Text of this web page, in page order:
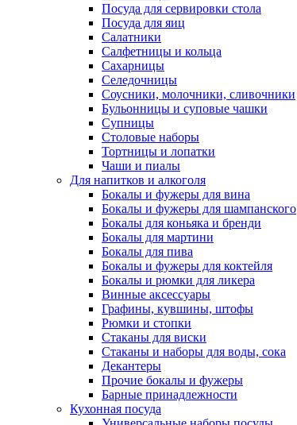
Посуда для сервировки стола
Посуда для яиц
Салатники
Салфетницы и кольца
Сахарницы
Селедочницы
Соусники, молочники, сливочники
Бульонницы и суповые чашки
Супницы
Столовые наборы
Тортницы и лопатки
Чаши и пиалы
Для напитков и алкоголя
Бокалы и фужеры для вина
Бокалы и фужеры для шампанского
Бокалы для коньяка и бренди
Бокалы для мартини
Бокалы для пива
Бокалы и фужеры для коктейля
Бокалы и рюмки для ликера
Винные аксессуары
Графины, кувшины, штофы
Рюмки и стопки
Стаканы для виски
Стаканы и наборы для воды, сока
Декантеры
Прочие бокалы и фужеры
Барные принадлежности
Кухонная посуда